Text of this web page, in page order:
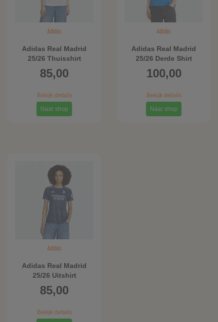
Adidas
Adidas Real Madrid
25/26 Thuisshirt
85,00
Bekijk details
Naar shop
Adidas
Adidas Real Madrid
25/26 Derde Shirt
100,00
Bekijk details
Naar shop
Adidas
Adidas Real Madrid
25/26 Uitshirt
85,00
Bekijk details